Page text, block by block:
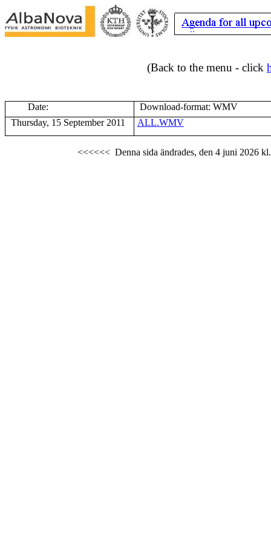
(Back to the menu - click
Date:
Download-format: WMV
Thursday, 15 September 2011
ALL.WMV
<<<<<< Denna sida ändrades, den 4 juni 2026 kl.